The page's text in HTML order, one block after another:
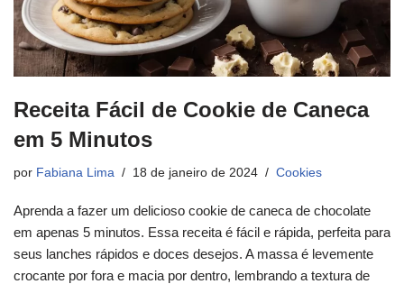
Receita Fácil de Cookie de Caneca
em 5 Minutos
por Fabiana Lima 18 de janeiro de 2024 Cookies
Aprenda a fazer um delicioso cookie de caneca de chocolate
em apenas 5 minutos. Essa receita é fácil e rápida, perfeita para
seus lanches rápidos e doces desejos. A massa é levemente
crocante por fora e macia por dentro, lembrando a textura de